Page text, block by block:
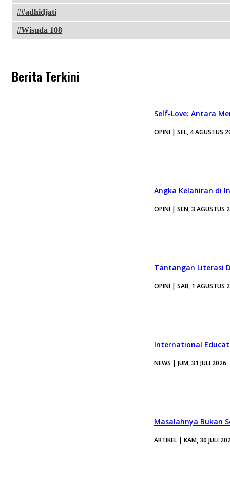
#adhidjati
Wisuda 108
Berita Terkini
Self-Love: Antara
OPINI | SEL, 4 AGUSTUS
Angka Kelahiran di
OPINI | SEN, 3 AGUSTUS
Tantangan Literasi
OPINI | SAB, 1 AGUSTUS
International
NEWS | JUM, 31 JULI 2026
Masalahnya Bukan
ARTIKEL | KAM, 30 JULI